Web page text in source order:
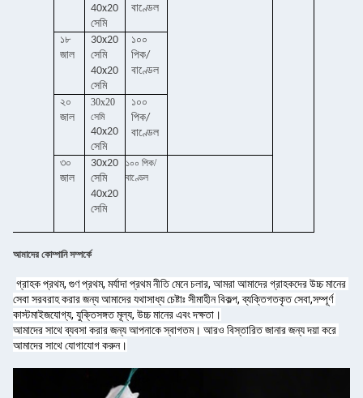
40x20
সেমি
বাণ্ডেল
১৮
জাল
30x20
সেমি
40x20
সেমি
১০০
পিক/
বাণ্ডেল
২০
জাল
30x20
সেমি
40x20
সেমি
১০০
পিক/
বাণ্ডেল
৩০
জাল
30x20
সেমি
40x20
সেমি
১০০ পিক/
বাণ্ডেল
আমাদের কোম্পানি সম্পর্কে
গ্রাহক প্রথম, গুণ প্রথম, মর্যাদা প্রথম নীতি মেনে চলার, আমরা আমাদের গ্রাহকদের উচ্চ মানের
সেবা সরবরাহ করার জন্য আমাদের যথাসাধ্য চেষ্টাঃ সীমাহীন বিকল্প, ব্যক্তিগতকৃত সেবা,সম্পূর্ণ
কাস্টমাইজযোগ্য, যুক্তিসঙ্গত মূল্য, উচ্চ মানের এবং দক্ষতা।
আমাদের সাথে ব্যবসা করার জন্য আপনাকে স্বাগতম। আরও বিস্তারিত জানার জন্য দয়া করে
আমাদের সাথে যোগাযোগ করুন।